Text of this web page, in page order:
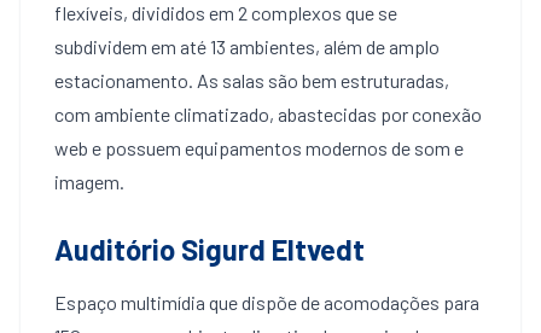
flexíveis, divididos em 2 complexos que se
subdividem em até 13 ambientes, além de amplo
estacionamento. As salas são bem estruturadas,
com ambiente climatizado, abastecidas por conexão
web e possuem equipamentos modernos de som e
imagem.
Auditório Sigurd Eltvedt
Espaço multimídia que dispõe de acomodações para